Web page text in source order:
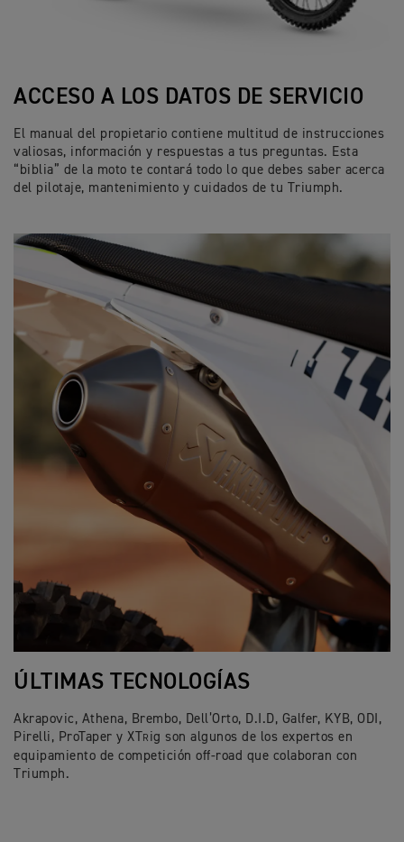
ACCESO A LOS DATOS DE SERVICIO
El manual del propietario contiene multitud de instrucciones
valiosas, información y respuestas a tus preguntas. Esta
“biblia” de la moto te contará todo lo que debes saber acerca
del pilotaje, mantenimiento y cuidados de tu Triumph.
ÚLTIMAS TECNOLOGÍAS
Akrapovic, Athena, Brembo, Dell’Orto, D.I.D, Galfer, KYB, ODI,
Pirelli, ProTaper y XT
R ig son algunos de los expertos en
equipamiento de competición off-road que colaboran con
Triumph.